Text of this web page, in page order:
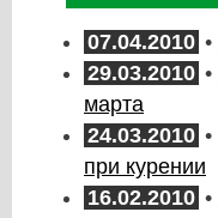
07.04.2010 •
29.03.2010 •
марта
24.03.2010 •
при курении
16.02.2010 •